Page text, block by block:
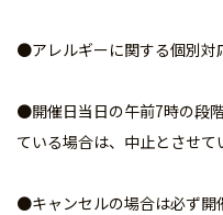
●アレルギーに関する個別対
●開催日当日の午前7時の段
ている場合は、中止とさせて
●キャンセルの場合は必ず開